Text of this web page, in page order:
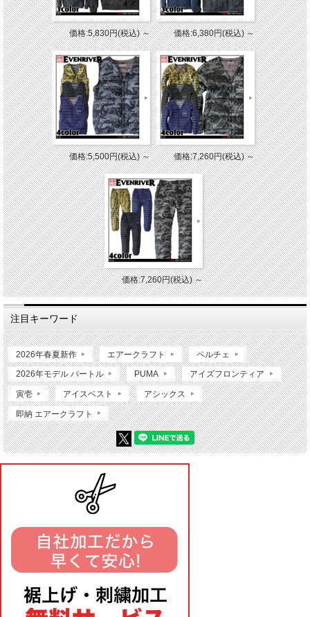
価格:5,830円(税込)～ 価格:6,380円(税込)～
価格:5,500円(税込)～ 価格:7,260円(税込)～
価格:7,260円(税込)～
注目キーワード
2026年春夏新作 エアークラフト ペルチェ
2026年モデル バートル PUMA アイズフロンティア
寅壱 アイスベスト アシックス
即納 エアークラフト